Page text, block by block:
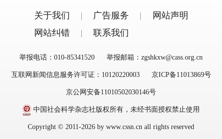
关于我们 广告服务
网站声明
网站纠错
联系我们
举报电话：010-85341520 举报邮箱：zgshkxw@cass.org.cn
互联网新闻信息服务许可证：10120220003 京ICP备11013869号
京公网安备11010502030146号
中国社会科学杂志社版权所有，未经书面授权禁止使用
Copyright © 2011-2026 by www.cssn.cn all rights reserved